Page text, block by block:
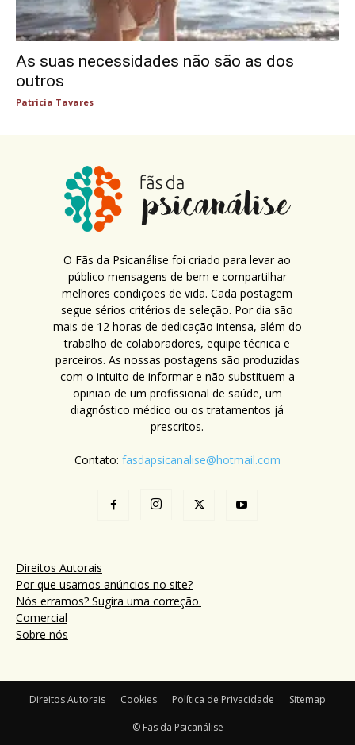
As suas necessidades não são as dos
outros
Patricia Tavares
O Fãs da Psicanálise foi criado para levar ao
público mensagens de bem e compartilhar
melhores condições de vida. Cada postagem
segue sérios critérios de seleção. Por dia são
mais de 12 horas de dedicação intensa, além do
trabalho de colaboradores, equipe técnica e
parceiros. As nossas postagens são produzidas
com o intuito de informar e não substituem a
opinião de um profissional de saúde, um
diagnóstico médico ou os tratamentos já
prescritos.
Contato: fasdapsicanalise@hotmail.com
Direitos Autorais
Por que usamos anúncios no site?
Nós erramos? Sugira uma correção.
Comercial
Sobre nós
Direitos Autorais Cookies Política de Privacidade Sitemap
© Fãs da Psicanálise